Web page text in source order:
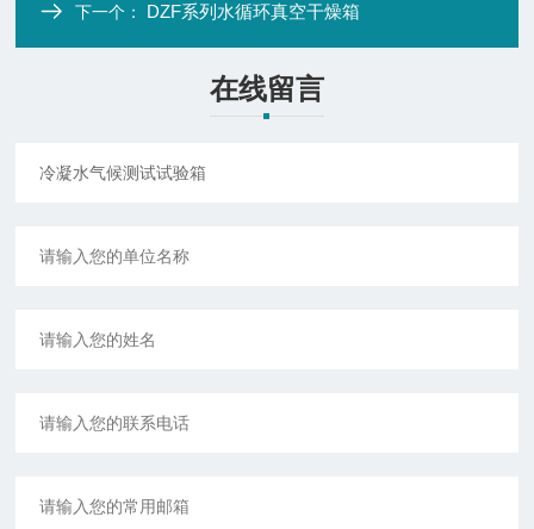
下一个： DZF系列水循环真空干燥箱
在线留言